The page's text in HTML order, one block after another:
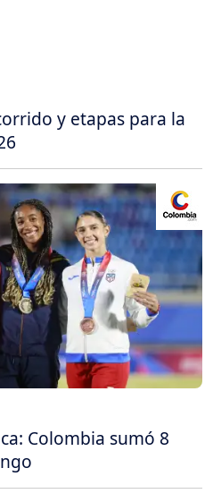
y etapas para la
Colombia sumó 8